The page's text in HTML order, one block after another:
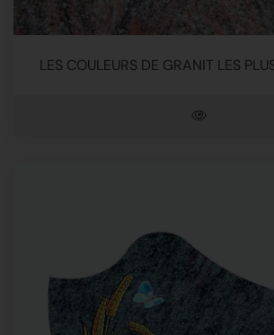
LES COULEURS DE GRANIT LES